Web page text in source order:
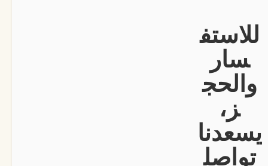
للاستف
سار
والحج
ز،
يسعدنا
تواصل